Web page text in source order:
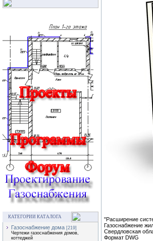
КАТЕГОРИИ КАТАЛОГА
Газоснабжение дома [219]
Чертежи газоснабжения домов,
коттеджей
"Расширение
Газоснабжение
Свердловская
Формат DWG